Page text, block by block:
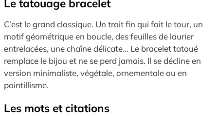
Le tatouage bracelet
C’est le grand classique. Un trait fin qui fait le tour, un
motif géométrique en boucle, des feuilles de laurier
entrelacées, une chaîne délicate… Le bracelet tatoué
remplace le bijou et ne se perd jamais. Il se décline en
version minimaliste, végétale, ornementale ou en
pointillisme.
Les mots et citations